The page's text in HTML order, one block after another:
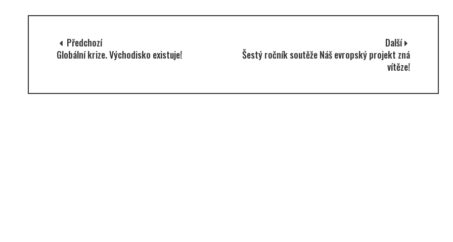
Předchozí
Globální krize. Východisko existuje!
Další
Šestý ročník soutěže Náš evropský projekt zná
vítěze!